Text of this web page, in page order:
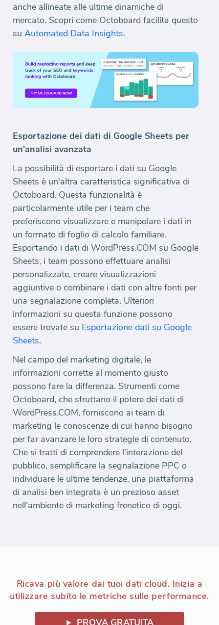
anche allineate alle ultime dinamiche di
mercato. Scopri come Octoboard facilita questo
su Automated Data Insights.
Esportazione dei dati di Google Sheets per
un'analisi avanzata
La possibilità di esportare i dati su Google
Sheets è un'altra caratteristica significativa di
Octoboard. Questa funzionalità è
particolarmente utile per i team che
preferiscono visualizzare e manipolare i dati in
un formato di foglio di calcolo familiare.
Esportando i dati di WordPress.COM su Google
Sheets, i team possono effettuare analisi
personalizzate, creare visualizzazioni
aggiuntive o combinare i dati con altre fonti per
una segnalazione completa. Ulteriori
informazioni su questa funzione possono
essere trovate su Esportazione dati su Google
Sheets.
Nel campo del marketing digitale, le
informazioni corrette al momento giusto
possono fare la differenza. Strumenti come
Octoboard, che sfruttano il potere dei dati di
WordPress.COM, forniscono ai team di
marketing le conoscenze di cui hanno bisogno
per far avanzare le loro strategie di contenuto.
Che si tratti di comprendere l'interazione del
pubblico, semplificare la segnalazione PPC o
individuare le ultime tendenze, una piattaforma
di analisi ben integrata è un prezioso asset
nell'ambiente di marketing frenetico di oggi.
Ricava più valore dai tuoi dati cloud. Inizia a
utilizzare subito le metriche sulle performance.